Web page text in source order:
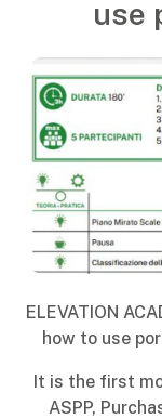
use
ELEVATION
how to use
It is the first
ASPP,